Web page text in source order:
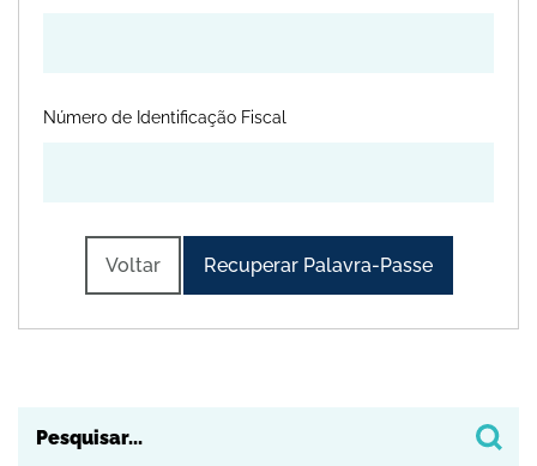
Número de Identificação Fiscal
Voltar Recuperar Palavra-Passe